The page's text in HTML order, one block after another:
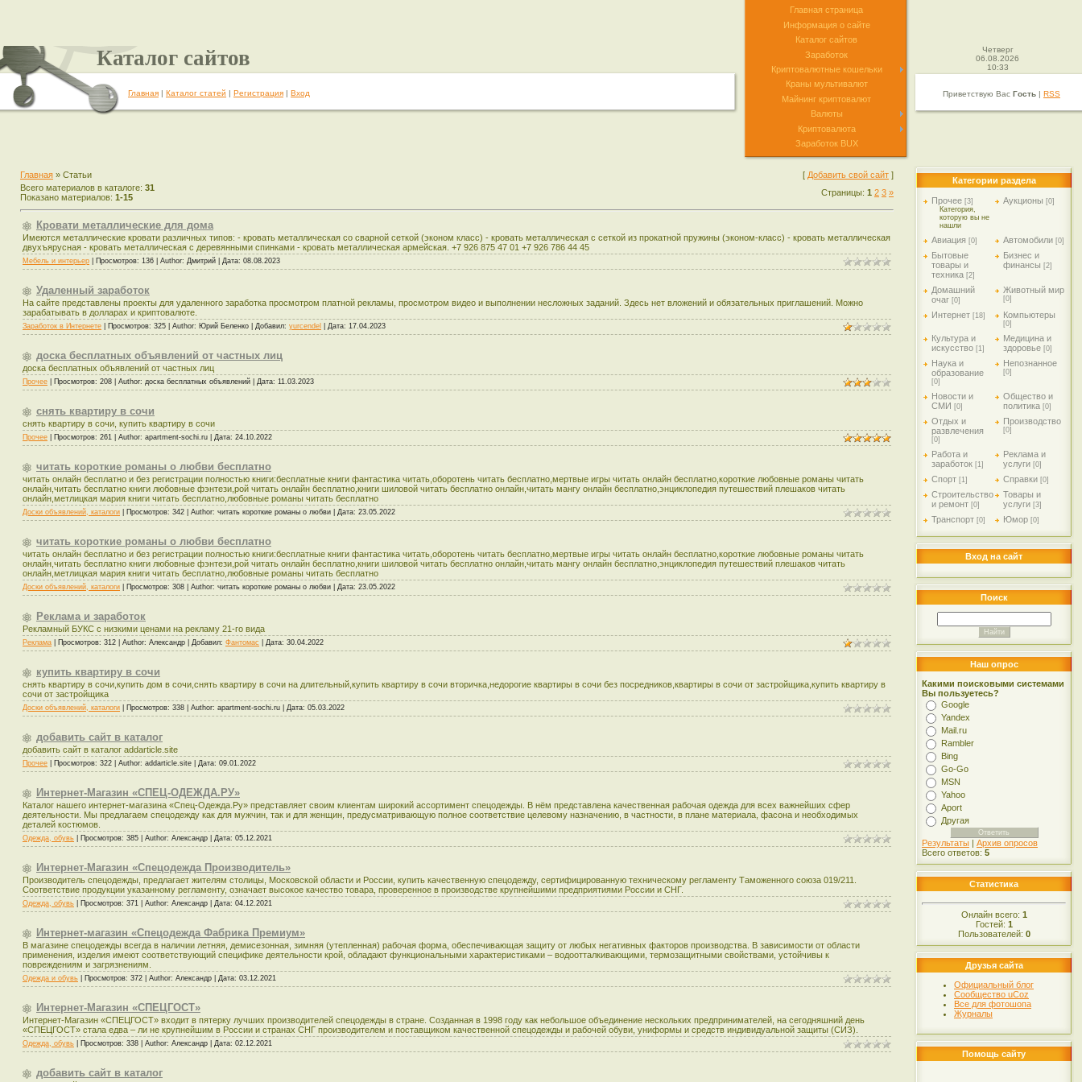
Каталог сайтов
Главная | Каталог статей | Регистрация | Вход
Главная страница
Информация о сайте
Каталог сайтов
Заработок
Криптовалютные кошельки
Краны мультивалют
Майнинг криптовалют
Валюты
Криптовалюта
Заработок BUX
Четверг
06.08.2026
10:33
Приветствую Вас Гость | RSS
Главная » Статьи [ Добавить свой сайт ]
Всего материалов в каталоге: 31
Показано материалов: 1-15 Страницы: 1 2 3 »
Кровати металлические для дома
Имеются металлические кровати различных типов: - кровать металлическая со сварной сеткой (эконом класс) - кровать металлическая с сеткой из прокатной пружины (эконом-класс) - кровать металлическая
двухъярусная - кровать металлическая с деревянными спинками - кровать металлическая армейская. +7 926 875 47 01 +7 926 786 44 45
Мебель и интерьер Просмотров: 136 Author: Дмитрий Дата: 08.08.2023
Удаленный заработок
На сайте представлены проекты для удаленного заработка просмотром платной рекламы, просмотром видео и выполнении несложных заданий. Здесь нет вложений и обязательных приглашений. Можно
зарабатывать в долларах и криптовалюте.
Заработок в Интернете Просмотров: 325 Author: Юрий Беленко Добавил: yurcendel Дата: 17.04.2023
доска бесплатных объявлений от частных лиц
доска бесплатных объявлений от частных лиц
Прочее Просмотров: 208 Author: доска бесплатных объявлений Дата: 11.03.2023
снять квартиру в сочи
снять квартиру в сочи, купить квартиру в сочи
Прочее Просмотров: 261 Author: apartment-sochi.ru Дата: 24.10.2022
читать короткие романы о любви бесплатно
читать онлайн бесплатно и без регистрации полностью книги:бесплатные книги фантастика читать,оборотень читать бесплатно,мертвые игры читать онлайн бесплатно,короткие любовные романы читать
онлайн,читать бесплатно книги любовные фэнтези,рой читать онлайн бесплатно,книги шиловой читать бесплатно онлайн,читать мангу онлайн бесплатно,энциклопедия путешествий плешаков читать
онлайн,метлицкая мария книги читать бесплатно,любовные романы читать бесплатно
Доски объявлений, каталоги Просмотров: 342 Author: читать короткие романы о любви Дата: 23.05.2022
читать короткие романы о любви бесплатно
читать онлайн бесплатно и без регистрации полностью книги:бесплатные книги фантастика читать,оборотень читать бесплатно,мертвые игры читать онлайн бесплатно,короткие любовные романы читать
онлайн,читать бесплатно книги любовные фэнтези,рой читать онлайн бесплатно,книги шиловой читать бесплатно онлайн,читать мангу онлайн бесплатно,энциклопедия путешествий плешаков читать
онлайн,метлицкая мария книги читать бесплатно,любовные романы читать бесплатно
Доски объявлений, каталоги Просмотров: 308 Author: читать короткие романы о любви Дата: 23.05.2022
Реклама и заработок
Рекламный БУКС с низкими ценами на рекламу 21-го вида
Реклама Просмотров: 312 Author: Александр Добавил: Фантомас Дата: 30.04.2022
купить квартиру в сочи
снять квартиру в сочи,купить дом в сочи,снять квартиру в сочи на длительный,купить квартиру в сочи вторичка,недорогие квартиры в сочи без посредников,квартиры в сочи от застройщика,купить квартиру в
сочи от застройщика
Доски объявлений, каталоги Просмотров: 338 Author: apartment-sochi.ru Дата: 05.03.2022
добавить сайт в каталог
добавить сайт в каталог addarticle.site
Прочее Просмотров: 322 Author: addarticle.site Дата: 09.01.2022
Интернет-Магазин «СПЕЦ-ОДЕЖДА.РУ»
Каталог нашего интернет-магазина «Спец-Одежда.Ру» представляет своим клиентам широкий ассортимент спецодежды. В нём представлена качественная рабочая одежда для всех важнейших сфер
деятельности. Мы предлагаем спецодежду как для мужчин, так и для женщин, предусматривающую полное соответствие целевому назначению, в частности, в плане материала, фасона и необходимых
деталей костюмов.
Одежда, обувь Просмотров: 385 Author: Александр Дата: 05.12.2021
Интернет-Магазин «Спецодежда Производитель»
Производитель спецодежды, предлагает жителям столицы, Московской области и России, купить качественную спецодежду, сертифицированную техническому регламенту Таможенного союза 019/211.
Соответствие продукции указанному регламенту, означает высокое качество товара, проверенное в производстве крупнейшими предприятиями России и СНГ.
Одежда, обувь Просмотров: 371 Author: Александр Дата: 04.12.2021
Интернет-магазин «Спецодежда Фабрика Премиум»
В магазине спецодежды всегда в наличии летняя, демисезонная, зимняя (утепленная) рабочая форма, обеспечивающая защиту от любых негативных факторов производства. В зависимости от области
применения, изделия имеют соответствующий специфике деятельности крой, обладают функциональными характеристиками – водоотталкивающими, термозащитными свойствами, устойчивы к
повреждениям и загрязнениям.
Одежда и обувь Просмотров: 372 Author: Александр Дата: 03.12.2021
Интернет-Магазин «СПЕЦГОСТ»
Интернет-Магазин «СПЕЦГОСТ» входит в пятерку лучших производителей спецодежды в стране. Созданная в 1998 году как небольшое объединение нескольких предпринимателей, на сегодняшний день
«СПЕЦГОСТ» стала едва – ли не крупнейшим в России и странах СНГ производителем и поставщиком качественной спецодежды и рабочей обуви, униформы и средств индивидуальной защиты (СИЗ).
Одежда, обувь Просмотров: 338 Author: Александр Дата: 02.12.2021
добавить сайт в каталог
Категории раздела
Прочее [3]
Категория,
которую вы не
нашли
Аукционы [0]
Авиация [0] Автомобили [0]
Бытовые
товары и
техника [2]
Бизнес и
финансы [2]
Домашний
очаг [0]
Животный мир
[0]
Интернет [18] Компьютеры
[0]
Культура и
искусство [1]
Медицина и
здоровье [0]
Наука и
образование
[0]
Непознанное
[0]
Новости и
СМИ [0]
Общество и
политика [0]
Отдых и
развлечения
[0]
Производство
[0]
Работа и
заработок [1]
Реклама и
услуги [0]
Спорт [1] Справки [0]
Строительство
и ремонт [0]
Товары и
услуги [3]
Транспорт [0] Юмор [0]
Вход на сайт
Поиск
Наш опрос
Какими поисковыми системами
Вы пользуетесь?
Google
Yandex
Mail.ru
Rambler
Bing
Go-Go
MSN
Yahoo
Aport
Другая
Результаты | Архив опросов
Всего ответов: 5
Статистика
Онлайн всего: 1
Гостей: 1
Пользователей: 0
Друзья сайта
Официальный блог
Сообщество uCoz
Все для фотошопа
Журналы
Помощь сайту